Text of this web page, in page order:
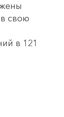
свою
в 121